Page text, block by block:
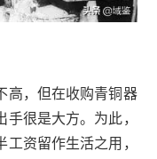
高，但在收购青铜器
很是大方。为此，
资留作生活之用，